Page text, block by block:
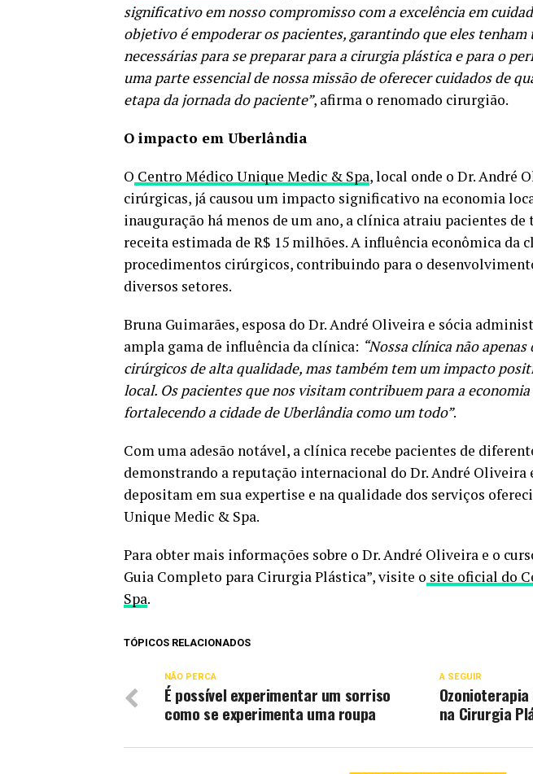
significativo em nosso compromisso com a excelência em
objetivo é empoderar os pacientes, garantindo que eles tenham
necessárias para se preparar para a cirurgia plástica e para o
uma parte essencial de nossa missão de oferecer cuidados de
etapa da jornada do paciente”, afirma o renomado cirurgião.
O impacto em Uberlândia
O Centro Médico Unique Medic & Spa, local onde o Dr. André
cirúrgicas, já causou um impacto significativo na economia
inauguração há menos de um ano, a clínica atraiu pacientes
receita estimada de R$ 15 milhões. A influência econômica da
procedimentos cirúrgicos, contribuindo para o
diversos setores.
Bruna Guimarães, esposa do Dr. André Oliveira e sócia
ampla gama de influência da clínica: “Nossa clínica não
cirúrgicos de alta qualidade, mas também tem um impacto
local. Os pacientes que nos visitam contribuem para a
fortalecendo a cidade de Uberlândia como um todo”.
Com uma adesão notável, a clínica recebe pacientes de
demonstrando a reputação internacional do Dr. André Oliveira
depositam em sua expertise e na qualidade dos serviços
Unique Medic & Spa.
Para obter mais informações sobre o Dr. André Oliveira e o
Guia Completo para Cirurgia Plástica”, visite o site oficial do
Spa.
TÓPICOS RELACIONADOS
A SEGUIR
na Cirurgia
NÃO PERCA
É possível experimentar um sorriso
como se experimenta uma roupa